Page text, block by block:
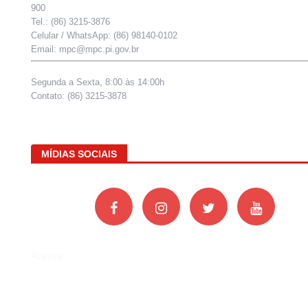
900
Tel.: (86) 3215-3876
Celular / WhatsApp: (86) 98140-0102
Email: mpc@mpc.pi.gov.br
Segunda a Sexta, 8:00 às 14:00h
Contato: (86) 3215-3878
MÍDIAS SOCIAIS